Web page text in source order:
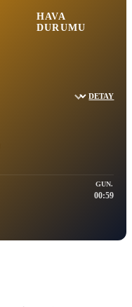
HAVA
DURUMU
DETAY
GUN.
00:59